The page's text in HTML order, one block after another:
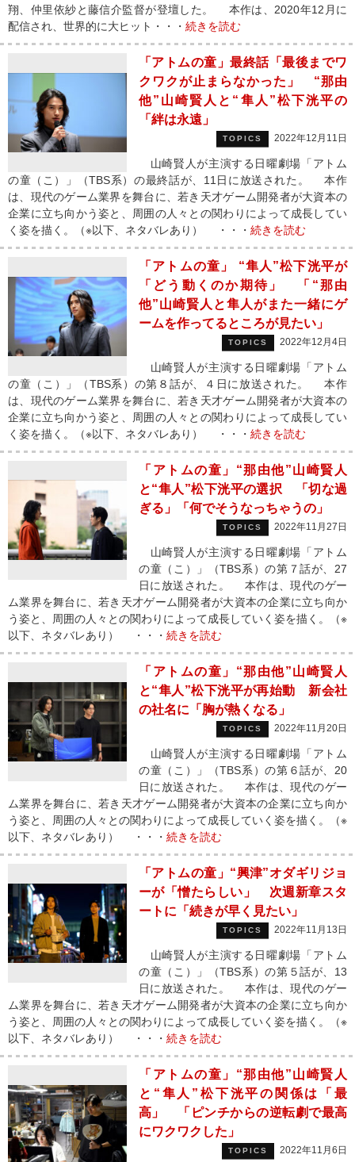
翔、仲里依紗と藤信介監督が登壇した。 本作は、2020年12月に
配信され、世界的に大ヒット・・・ 続きを読む
「アトムの童」最終話「最後までワ
クワクが止まらなかった」 “那由
他”山崎賢人と“隼人”松下洸平の
「絆は永遠」
TOPICS 2022年12月11日
山崎賢人が主演する日曜劇場「アトム
の童（こ）」（TBS系）の最終話が、11日に放送された。 本作
は、現代のゲーム業界を舞台に、若き天才ゲーム開発者が大資本の
企業に立ち向かう姿と、周囲の人々との関わりによって成長してい
く姿を描く。（※以下、ネタバレあり） ・・・ 続きを読む
「アトムの童」 “隼人”松下洸平が
「どう動くのか期待」 「“那由
他”山崎賢人と隼人がまた一緒にゲ
ームを作ってるところが見たい」
TOPICS 2022年12月4日
山崎賢人が主演する日曜劇場「アトム
の童（こ）」（TBS系）の第８話が、４日に放送された。 本作
は、現代のゲーム業界を舞台に、若き天才ゲーム開発者が大資本の
企業に立ち向かう姿と、周囲の人々との関わりによって成長してい
く姿を描く。（※以下、ネタバレあり） ・・・ 続きを読む
「アトムの童」“那由他”山崎賢人
と“隼人”松下洸平の選択 「切な過
ぎる」「何でそうなっちゃうの」
TOPICS 2022年11月27日
山崎賢人が主演する日曜劇場「アトム
の童（こ）」（TBS系）の第７話が、27
日に放送された。 本作は、現代のゲー
ム業界を舞台に、若き天才ゲーム開発者が大資本の企業に立ち向か
う姿と、周囲の人々との関わりによって成長していく姿を描く。（※
以下、ネタバレあり） ・・・ 続きを読む
「アトムの童」“那由他”山崎賢人
と“隼人”松下洸平が再始動 新会社
の社名に「胸が熱くなる」
TOPICS 2022年11月20日
山崎賢人が主演する日曜劇場「アトム
の童（こ）」（TBS系）の第６話が、20
日に放送された。 本作は、現代のゲー
ム業界を舞台に、若き天才ゲーム開発者が大資本の企業に立ち向か
う姿と、周囲の人々との関わりによって成長していく姿を描く。（※
以下、ネタバレあり） ・・・ 続きを読む
「アトムの童」“興津”オダギリジョ
ーが「憎たらしい」 次週新章スタ
ートに「続きが早く見たい」
TOPICS 2022年11月13日
山崎賢人が主演する日曜劇場「アトム
の童（こ）」（TBS系）の第５話が、13
日に放送された。 本作は、現代のゲー
ム業界を舞台に、若き天才ゲーム開発者が大資本の企業に立ち向か
う姿と、周囲の人々との関わりによって成長していく姿を描く。（※
以下、ネタバレあり） ・・・ 続きを読む
「アトムの童」“那由他”山崎賢人
と“隼人”松下洸平の関係は「最
高」 「ピンチからの逆転劇で最高
にワクワクした」
TOPICS 2022年11月6日